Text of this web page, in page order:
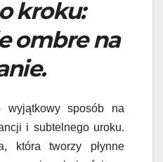
kroku:
ombre na
sposób na
i subtelnego uroku.
która tworzy płynne